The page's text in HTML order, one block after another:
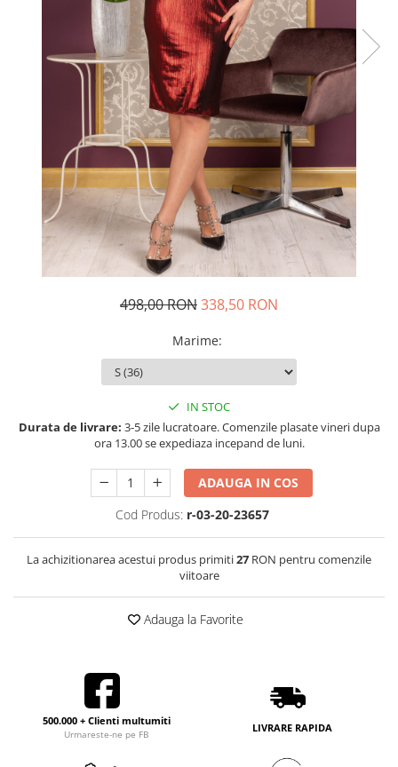
Rochii din dantela
Rochii din tafta
Rochii cu paiete
Rochii din tul
Rochii din catifea
Rochii din Barbie/Bistrech
Rochii din saten
Rochii voal
Rochii cu imprimeu
498,00 RON338,50 RON
Marime:
IN STOC
Durata de livrare: 3-5 zile lucratoare. Comenzile plasate vineri dupa
ora 13.00 se expediaza incepand de luni.
ADAUGA IN COS
Cod Produs: r-03-20-23657
La achizitionarea acestui produs primiti27 RON pentru comenzile
viitoare
Adauga la Favorite
500.000 + Clienti multumiti
Urmareste-ne pe FB
LIVRARE RAPIDA